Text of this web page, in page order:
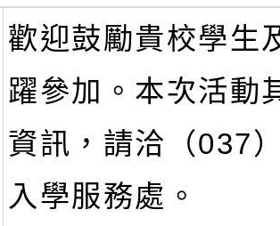
歡迎鼓勵貴校學生
躍參加。本次活動
資訊，請洽（037
入學服務處。